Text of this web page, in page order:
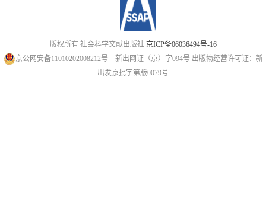
版权所有 社会科学文献出版社 京ICP备06036494号-16
京公网安备11010202008212号 新出网证（京）字094号 出版物经营许可证：新
出发京批字第版0079号